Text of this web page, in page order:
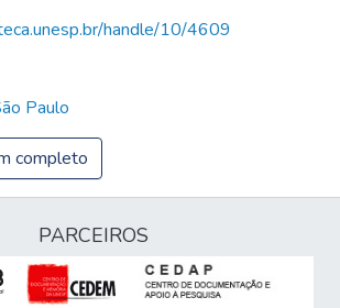
handle/10/4609
Paulo
completo
PARCEIROS